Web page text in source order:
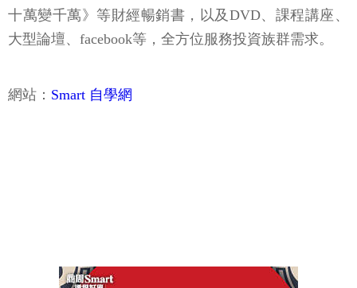
十萬變千萬》等財經暢銷書，以及DVD、課程講座、
大型論壇、facebook等，全方位服務投資族群需求。
網站： Smart 自學網